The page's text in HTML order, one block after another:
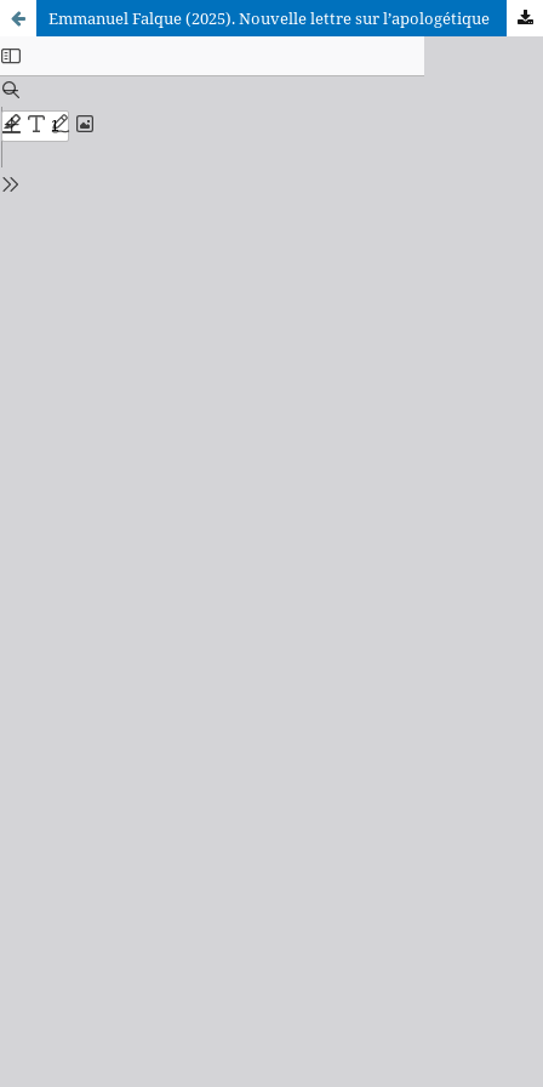
Emmanuel Falque (2025). Nouvelle lettre sur l’apologétique